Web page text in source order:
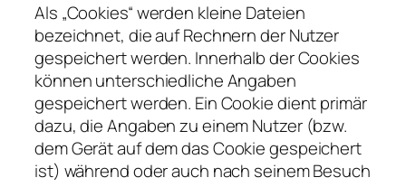
Als „Cookies“ werden kleine Dateien
bezeichnet, die auf Rechnern der Nutzer
gespeichert werden. Innerhalb der Cookies
können unterschiedliche Angaben
gespeichert werden. Ein Cookie dient primär
dazu, die Angaben zu einem Nutzer (bzw.
dem Gerät auf dem das Cookie gespeichert
ist) während oder auch nach seinem Besuch